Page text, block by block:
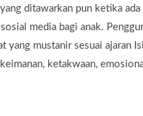
ditawarkan pun ketika ada
media bagi anak.
yang mustanir sesuai ajaran
ketakwaan,